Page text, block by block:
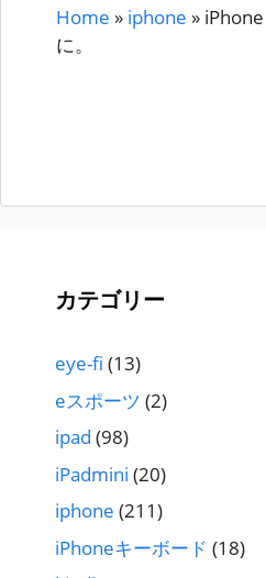
ー
Home » iphone »
に。
カテゴリー
eye-fi (13)
eスポーツ (2)
ipad (98)
iPadmini (20)
iphone (211)
iPhoneキーボード (18)